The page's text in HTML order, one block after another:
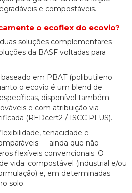
e compostáveis.
o ecoflex do ecovio?
soluções complementares
da BASF voltadas para
em PBAT (polibutileno
o ecovio é um blend de
disponível também
e com atribuição via
(REDcert2 / ISCC PLUS).
tenacidade e
— ainda que não
flexíveis convencionais. O
vida: compostável (industrial e/ou
e, em determinadas
solo.